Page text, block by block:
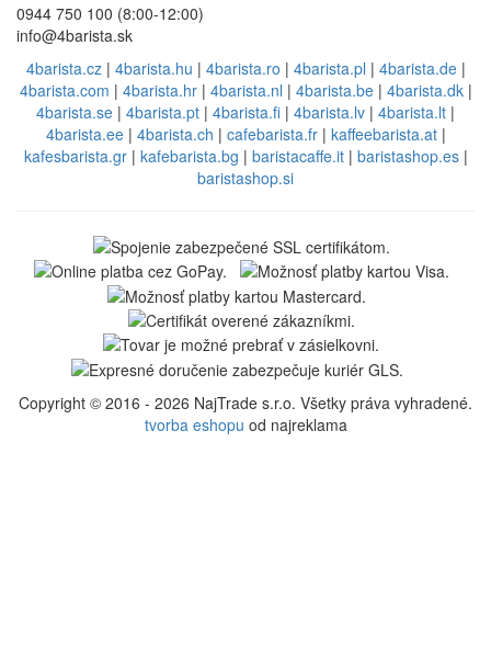
0944 750 100 (8:00-12:00)
info@4barista.sk
4barista.cz| 4barista.hu | 4barista.ro | 4barista.pl | 4barista.de|
4barista.com | 4barista.hr| 4barista.nl | 4barista.be| 4barista.dk|
4barista.se | 4barista.pt | 4barista.fi | 4barista.lv | 4barista.lt |
4barista.ee| 4barista.ch | cafebarista.fr| kaffeebarista.at|
kafesbarista.gr| kafebarista.bg | baristacaffe.it| baristashop.es|
baristashop.si
Copyright © 2016 - 2026 NajTrade s.r.o. Všetky práva vyhradené.
tvorba eshopu od najreklama